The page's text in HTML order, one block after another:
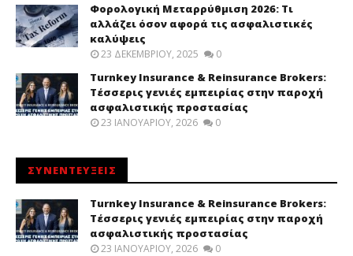
Φορολογική Μεταρρύθμιση 2026: Τι
αλλάζει όσον αφορά τις ασφαλιστικές
καλύψεις
23 ΔΕΚΕΜΒΡΊΟΥ, 2025 0
Turnkey Insurance & Reinsurance Brokers:
Τέσσερις γενιές εμπειρίας στην παροχή
ασφαλιστικής προστασίας
23 ΙΑΝΟΥΑΡΊΟΥ, 2026 0
ΣΥΝΕΝΤΕΥΞΕΙΣ
Turnkey Insurance & Reinsurance Brokers:
Τέσσερις γενιές εμπειρίας στην παροχή
ασφαλιστικής προστασίας
23 ΙΑΝΟΥΑΡΊΟΥ, 2026 0